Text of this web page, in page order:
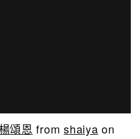
頌恩 fromshaiya on